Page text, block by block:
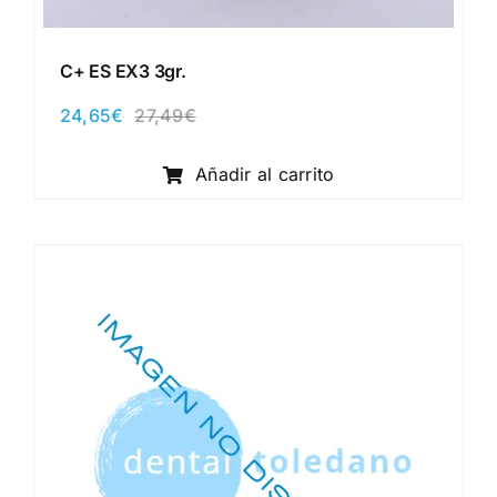
C+ ES EX3 3gr.
27,49€El
original
era:
24,65€
El
actual
es:
Añadir al carrito